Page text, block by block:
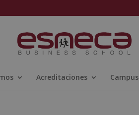
Acreditaciones Campus